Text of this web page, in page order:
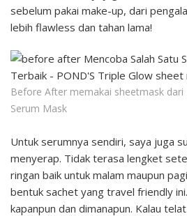
sebelum pakai make-up, dari
lebih flawless dan tahan lama!
Before After memakai sheetmask dari
Serum Mask
Untuk serumnya sendiri, saya juga
menyerap. Tidak terasa lengket
ringan baik untuk malam maupun
bentuk sachet yang travel friendly
kapanpun dan dimanapun. Kalau